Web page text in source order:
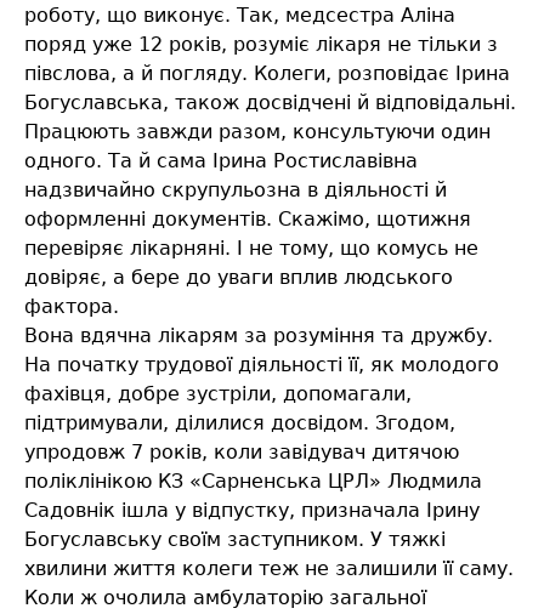
роботу, що виконує. Так, медсестра Аліна
поряд уже 12 років, розуміє лікаря не тільки з
півслова, а й погляду. Колеги, розповідає Ірина
Богуславська, також досвідчені й відповідальні.
Працюють завжди разом, консультуючи один
одного. Та й сама Ірина Ростиславівна
надзвичайно скрупульозна в діяльності й
оформленні документів. Скажімо, щотижня
перевіряє лікарняні. І не тому, що комусь не
довіряє, а бере до уваги вплив людського
фактора.
Вона вдячна лікарям за розуміння та дружбу.
На початку трудової діяльності її, як молодого
фахівця, добре зустріли, допомагали,
підтримували, ділилися досвідом. Згодом,
упродовж 7 років, коли завідувач дитячою
поліклінікою КЗ «Сарненська ЦРЛ» Людмила
Садовнік ішла у відпустку, призначала Ірину
Богуславську своїм заступником. У тяжкі
хвилини життя колеги теж не залишили її саму.
Коли ж очолила амбулаторію загальної